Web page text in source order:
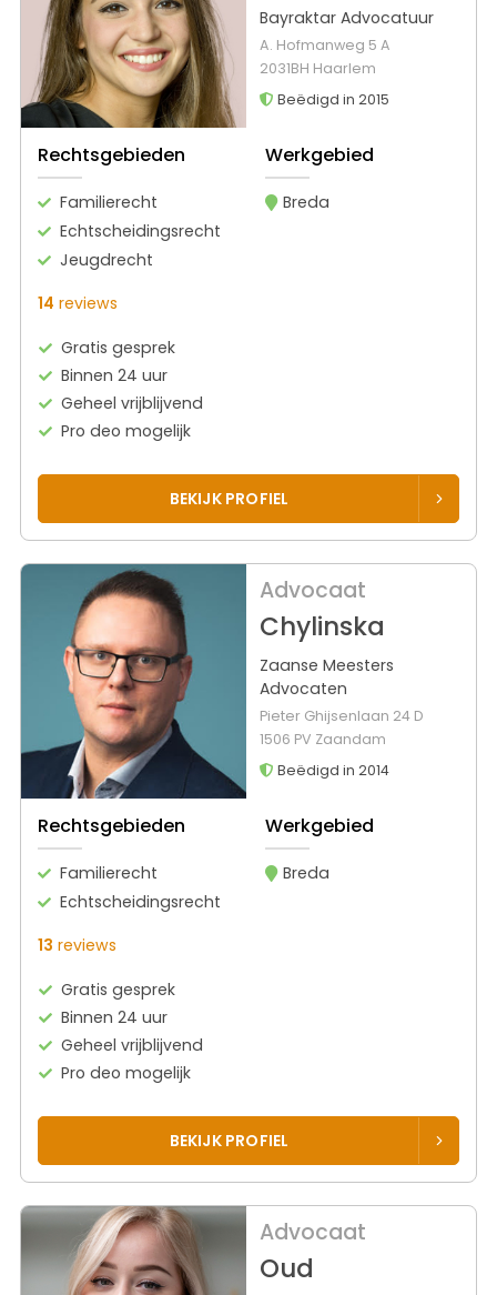
Bayraktar Advocatuur
A. Hofmanweg 5 A
2031BH Haarlem
Beëdigd in 2015
Rechtsgebieden
Familierecht
Echtscheidingsrecht
Jeugdrecht
Werkgebied
Breda
14 reviews
Gratis gesprek
Binnen 24 uur
Geheel vrijblijvend
Pro deo mogelijk
BEKIJK PROFIEL
Advocaat
Chylinska
Zaanse Meesters
Advocaten
Pieter Ghijsenlaan 24 D
1506 PV Zaandam
Beëdigd in 2014
Rechtsgebieden
Familierecht
Echtscheidingsrecht
Werkgebied
Breda
13 reviews
Gratis gesprek
Binnen 24 uur
Geheel vrijblijvend
Pro deo mogelijk
BEKIJK PROFIEL
Advocaat
Oud